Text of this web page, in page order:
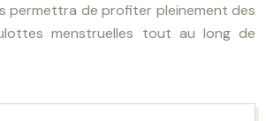
permettra de profiter pleinement des
menstruelles tout au long de